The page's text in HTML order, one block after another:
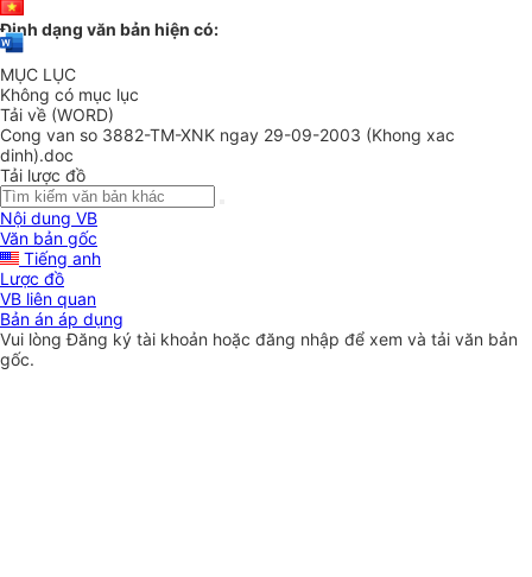
Định dạng văn bản hiện có:
MỤC LỤC
Không có mục lục
Tải về (WORD)
Cong van so 3882-TM-XNK ngay 29-09-2003 (Khong xac
dinh).doc
Tải lược đồ
Nội dung VB
Văn bản gốc
Tiếng anh
Lược đồ
VB liên quan
Bản án áp dụng
Vui lòngĐăng ký tài khoản hoặc đăng nhập để xem và tải văn bản
gốc.